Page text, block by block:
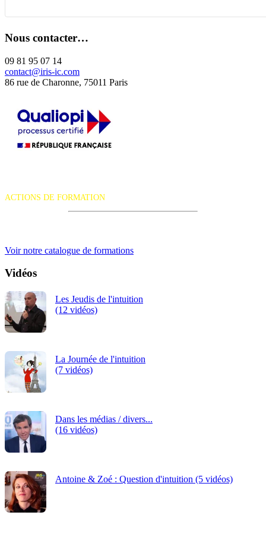
Nous contacter…
09 81 95 07 14
contact@iris-ic.com
86 rue de Charonne, 75011 Paris
ACTIONS DE FORMATION
Voir notre catalogue de formations
Vidéos
Les Jeudis de l'intuition
(12 vidéos)
La Journée de l'intuition
(7 vidéos)
Dans les médias / divers...
(16 vidéos)
Antoine & Zoé : Question d'intuition (5 vidéos)